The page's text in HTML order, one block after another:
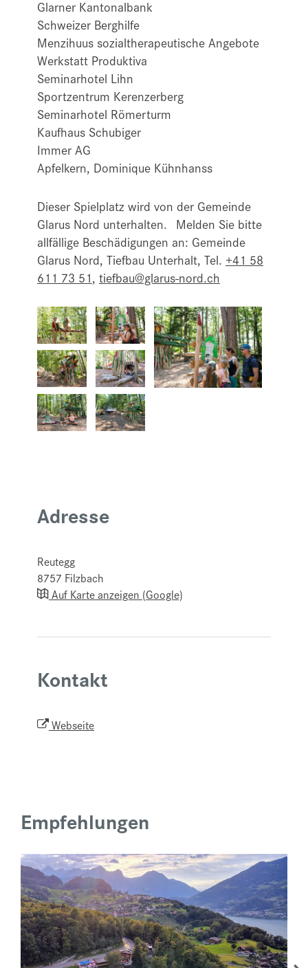
Glarner Kantonalbank
Schweizer Berghilfe
Menzihuus sozialtherapeutische Angebote
Werkstatt Produktiva
Seminarhotel Lihn
Sportzentrum Kerenzerberg
Seminarhotel Römerturm
Kaufhaus Schubiger
Immer AG
Apfelkern, Dominique Kühnhanss
Dieser Spielplatz wird von der Gemeinde
Glarus Nord unterhalten. Melden Sie bitte
allfällige Beschädigungen an: Gemeinde
Glarus Nord, Tiefbau Unterhalt, Tel. +41 58
611 73 51, tiefbau@glarus-nord.ch
Adresse
Reutegg
8757 Filzbach
Auf Karte anzeigen (Google)
Kontakt
Webseite
Empfehlungen